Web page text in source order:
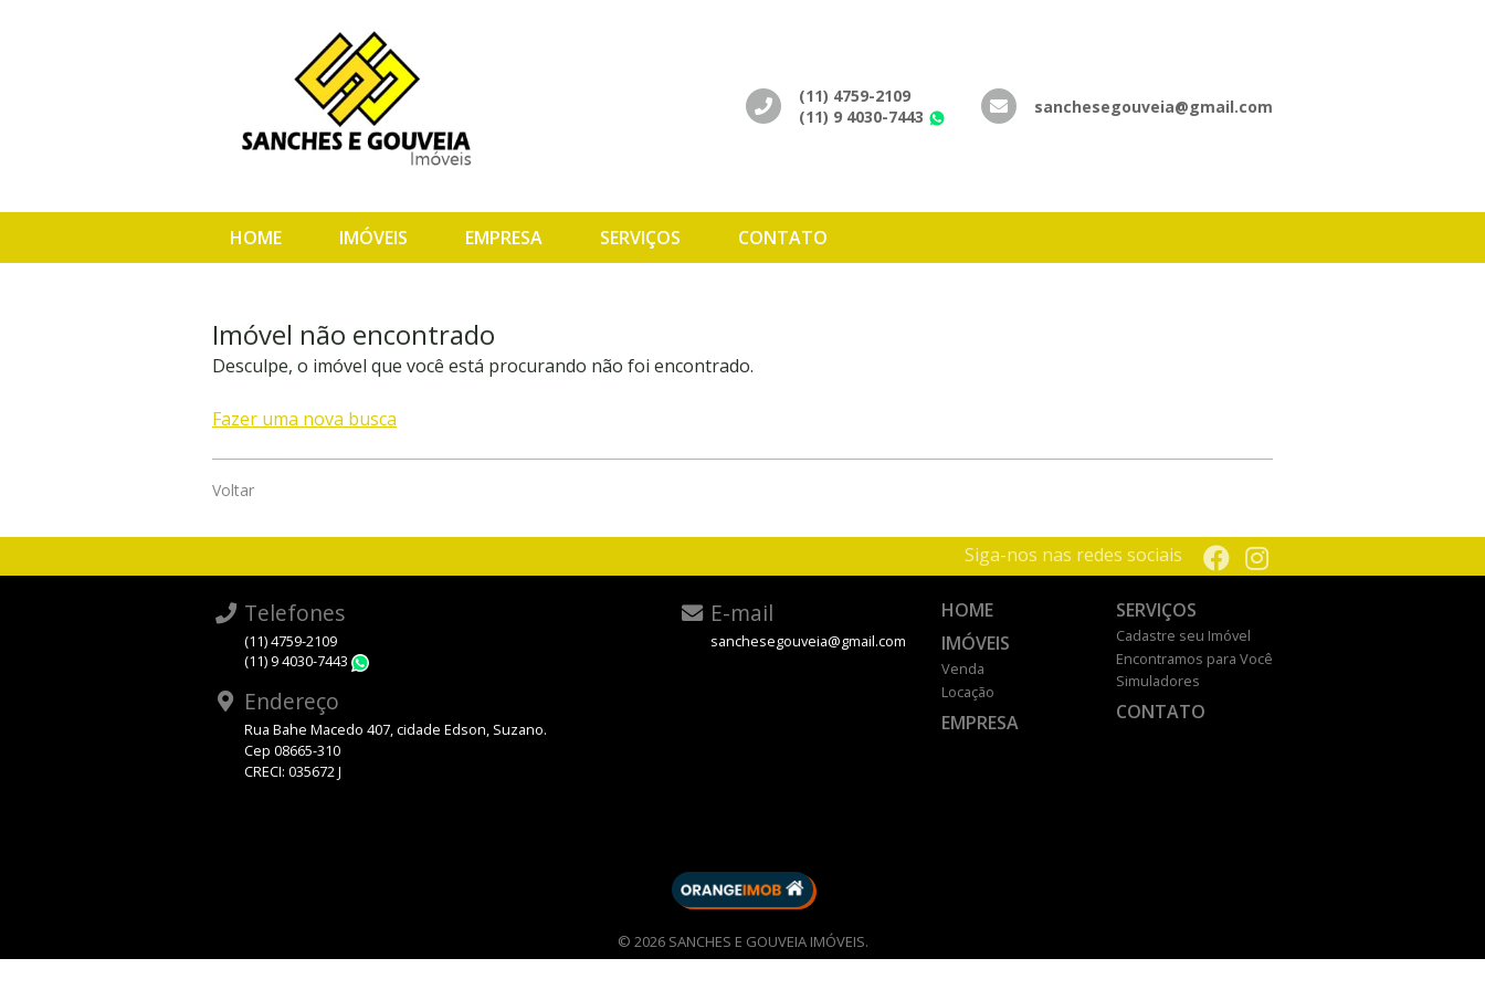
(11) 4759-2109
(11) 9 4030-7443
WhatsApp
sanchesegouveia@gmail.com
HOME IMÓVEIS EMPRESA SERVIÇOS CONTATO
Imóvel não encontrado
Desculpe, o imóvel que você está procurando não foi encontrado.
Fazer uma nova busca
Voltar
Siga-nos nas redes sociais
Telefones
(11) 4759-2109
(11) 9 4030-7443
E-mail
sanchesegouveia@gmail.com
Endereço
Rua Bahe Macedo 407, cidade Edson, Suzano.
Cep 08665-310
CRECI: 035672 J
HOME
IMÓVEIS
Venda
Locação
EMPRESA
SERVIÇOS
Cadastre seu Imóvel
Encontramos para Você
Simuladores
CONTATO
© 2026 SANCHES E GOUVEIA IMÓVEIS.